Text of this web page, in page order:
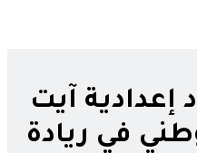
إعدادية آيت
في ريادة